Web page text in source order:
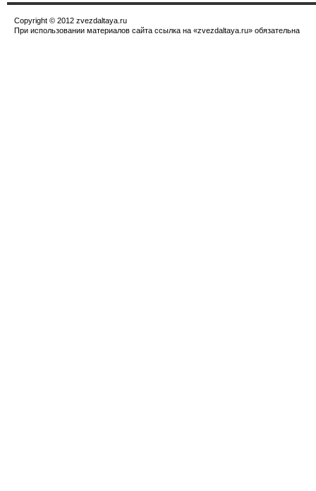
Copyright © 2012 zvezdaltaya.ru
При использовании материалов сайта ссылка на «zvezdaltaya.ru» обязательна